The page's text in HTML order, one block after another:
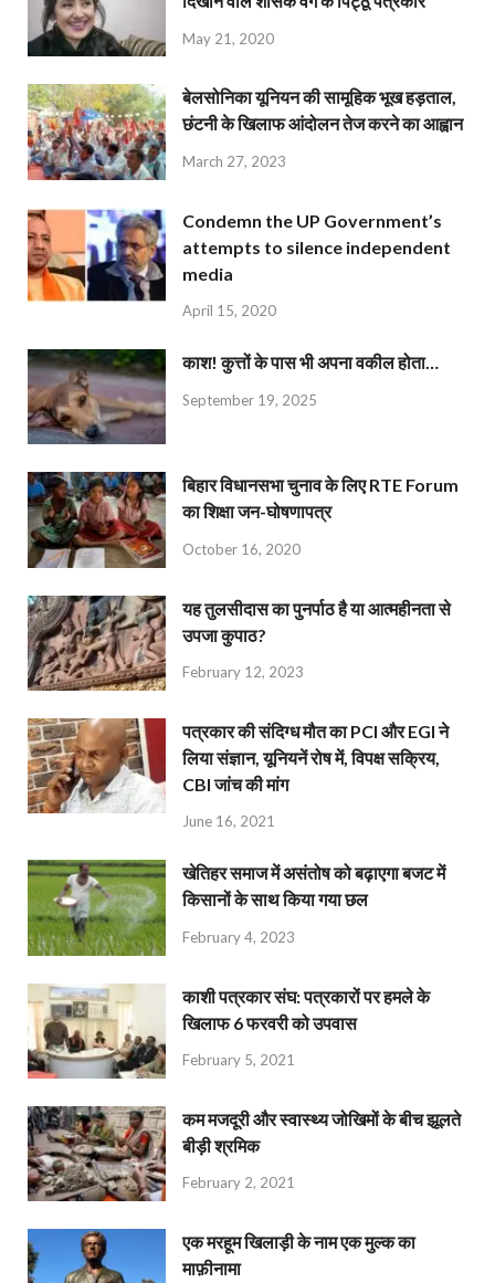
May 21, 2020
बेलसोनिका यूनियन की सामूहिक भूख हड़ताल,
छंटनी के खिलाफ आंदोलन तेज करने का आह्वान
March 27, 2023
Condemn the UP Government’s
attempts to silence independent
media
April 15, 2020
काश! कुत्तों के पास भी अपना वकील होता…
September 19, 2025
बिहार विधानसभा चुनाव के लिए RTE Forum
का शिक्षा जन-घोषणापत्र
October 16, 2020
यह तुलसीदास का पुनर्पाठ है या आत्महीनता से
उपजा कुपाठ?
February 12, 2023
पत्रकार की संदिग्ध मौत का PCI और EGI ने
लिया संज्ञान, यूनियनें रोष में, विपक्ष सक्रिय,
CBI जांच की मांग
June 16, 2021
खेतिहर समाज में असंतोष को बढ़ाएगा बजट में
किसानों के साथ किया गया छल
February 4, 2023
काशी पत्रकार संघ: पत्रकारों पर हमले के
खिलाफ 6 फरवरी को उपवास
February 5, 2021
कम मजदूरी और स्वास्थ्य जोखिमों के बीच झूलते
बीड़ी श्रमिक
February 2, 2021
एक मरहूम खिलाड़ी के नाम एक मुल्क का
माफ़ीनामा